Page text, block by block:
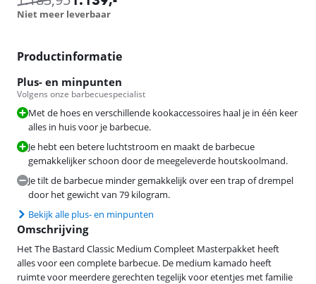
Niet meer leverbaar
Productinformatie
Plus- en minpunten
Volgens onze barbecuespecialist
Met de hoes en verschillende kookaccessoires haal je in één keer
alles in huis voor je barbecue.
Je hebt een betere luchtstroom en maakt de barbecue
gemakkelijker schoon door de meegeleverde houtskoolmand.
Je tilt de barbecue minder gemakkelijk over een trap of drempel
door het gewicht van 79 kilogram.
Bekijk alle plus- en minpunten
Omschrijving
Het The Bastard Classic Medium Compleet Masterpakket heeft
alles voor een complete barbecue. De medium kamado heeft
ruimte voor meerdere gerechten tegelijk voor etentjes met familie